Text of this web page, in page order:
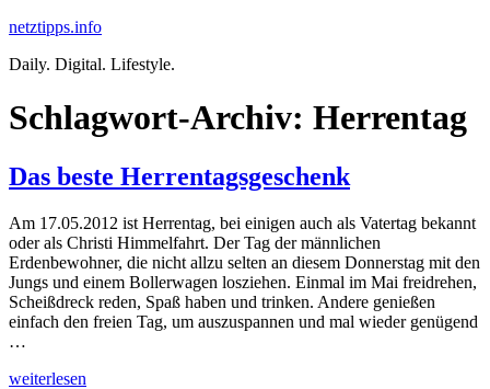
Zum
springen
netztipps.info
Daily. Digital. Lifestyle.
Schlagwort-Archiv: Herrentag
Das beste Herrentagsgeschenk
Am 17.05.2012 ist Herrentag, bei einigen auch als Vatertag bekannt
oder als Christi Himmelfahrt. Der Tag der männlichen
Erdenbewohner, die nicht allzu selten an diesem Donnerstag mit den
Jungs und einem Bollerwagen losziehen. Einmal im Mai freidrehen,
Scheißdreck reden, Spaß haben und trinken. Andere genießen
einfach den freien Tag, um auszuspannen und mal wieder genügend
…
„Das
weiterlesen